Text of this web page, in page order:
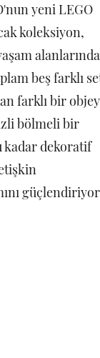
yeni LEGO
koleksiyon,
alanlarında
beş farklı
farklı bir
bölmeli bir
kadar dekoratif